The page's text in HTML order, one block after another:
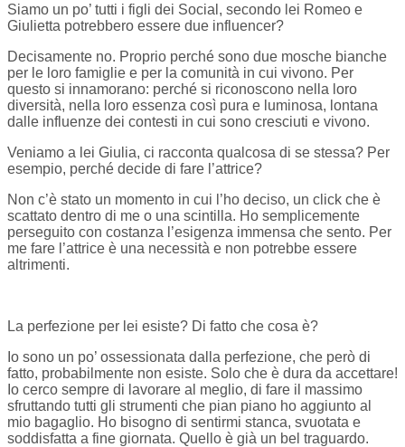
Siamo un po’ tutti i figli dei Social, secondo lei Romeo e
Giulietta potrebbero essere due influencer?
Decisamente no. Proprio perché sono due mosche bianche
per le loro famiglie e per la comunità in cui vivono. Per
questo si innamorano: perché si riconoscono nella loro
diversità, nella loro essenza così pura e luminosa, lontana
dalle influenze dei contesti in cui sono cresciuti e vivono.
Veniamo a lei Giulia, ci racconta qualcosa di se stessa? Per
esempio, perché decide di fare l’attrice?
Non c’è stato un momento in cui l’ho deciso, un click che è
scattato dentro di me o una scintilla. Ho semplicemente
perseguito con costanza l’esigenza immensa che sento. Per
me fare l’attrice è una necessità e non potrebbe essere
altrimenti.
La perfezione per lei esiste? Di fatto che cosa è?
Io sono un po’ ossessionata dalla perfezione, che però di
fatto, probabilmente non esiste. Solo che è dura da accettare!
Io cerco sempre di lavorare al meglio, di fare il massimo
sfruttando tutti gli strumenti che pian piano ho aggiunto al
mio bagaglio. Ho bisogno di sentirmi stanca, svuotata e
soddisfatta a fine giornata. Quello è già un bel traguardo.